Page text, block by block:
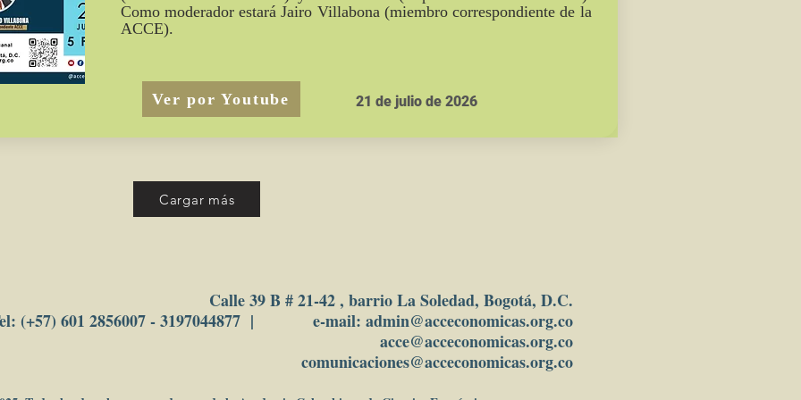
Como moderador estará Jairo Villabona (miembro correspondiente de la
ACCE).
Ver por Youtube 21 de julio de 2026
Cargar más
Calle 39 B # 21-42 , barrio La Soledad, Bogotá, D.C.
(+57) 601 2856007 - 3197044877 | e-mail: admin@acceconomicas.org.co
acce@acceconomicas.org.co
comunicaciones@acceconomicas.org.co